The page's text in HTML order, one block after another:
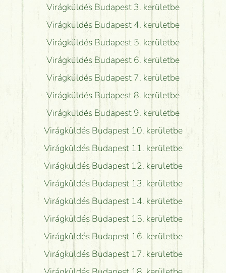
Virágküldés Budapest 3. kerületbe
Virágküldés Budapest 4. kerületbe
Virágküldés Budapest 5. kerületbe
Virágküldés Budapest 6. kerületbe
Virágküldés Budapest 7. kerületbe
Virágküldés Budapest 8. kerületbe
Virágküldés Budapest 9. kerületbe
Virágküldés Budapest 10. kerületbe
Virágküldés Budapest 11. kerületbe
Virágküldés Budapest 12. kerületbe
Virágküldés Budapest 13. kerületbe
Virágküldés Budapest 14. kerületbe
Virágküldés Budapest 15. kerületbe
Virágküldés Budapest 16. kerületbe
Virágküldés Budapest 17. kerületbe